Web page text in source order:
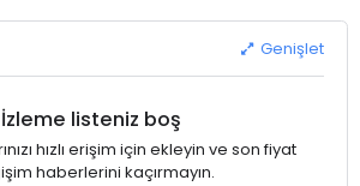
Genişlet
İzleme listeniz boş
hızlı erişim için ekleyin ve son fiyat
haberlerini kaçırmayın.